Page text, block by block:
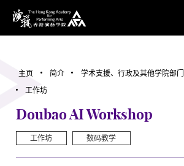
香港演艺学院
主页 简介 学术支援、行政及其他学院部门
工作坊
Doubao AI Workshop
工作坊 数码教学